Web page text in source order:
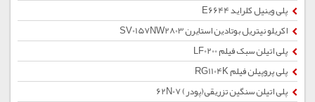
پلی وینیل کلراید E6644
اکریلو نیتریل بوتادین استایرن SV0157NW2803
پلی اتیلن سبک فیلم LF0200
پلی پروپیلن فیلم RG1104K
پلی اتیلن سنگین تزریقی(پودر) 62N07